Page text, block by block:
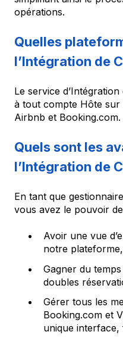
opérations.
Quelles
l’Intégration de
Le service
à tout compte Hôte
Airbnb et Booking.com.
Quels sont les
l’Intégration de
En tant que
vous avez le pouvoir
Avoir une vue
notre
Gagner du
doubles
Gérer tous les
Booking.com et
unique interface,